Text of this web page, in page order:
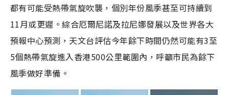
都有可能受熱帶氣旋吹襲，個別年份風季甚至可持續到
11月或更遲。綜合厄爾尼諾及拉尼娜發展以及世界各大
預報中心預測，天文台評估今年餘下時間仍然可能有3至
5個熱帶氣旋進入香港500公里範圍內，呼籲市民為餘下
風季做好準備。